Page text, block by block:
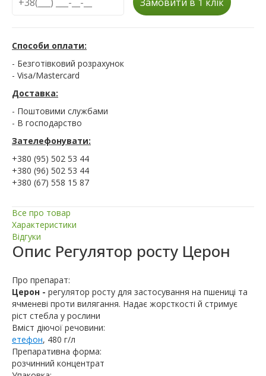
Способи оплати:
- Безготівковий розрахунок
- Visa/Mastercard
Доставка:
- Поштовими службами
- В господарство
Зателефонувати:
+380 (95) 502 53 44
+380 (96) 502 53 44
+380 (67) 558 15 87
Все про товар
Характеристики
Відгуки
Опис Регулятор росту Церон
Про препарат:
Церон - регулятор росту для застосування на пшениці та
ячменеві проти вилягання. Надає жорсткості й стримує
ріст стебла у рослини
Вміст діючої речовини:
етефон, 480 г/л
Препаративна форма:
розчинний концентрат